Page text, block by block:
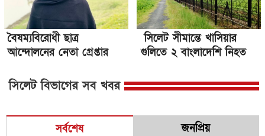
বৈষম্যবিরোধী ছাত্র
আন্দোলনের নেতা গ্রেপ্তার
সিলেট সীমান্তে খাসিয়ার
গুলিতে ২ বাংলাদেশি নিহত
সিলেট বিভাগের সব খবর
সর্বশেষ জনপ্রিয়